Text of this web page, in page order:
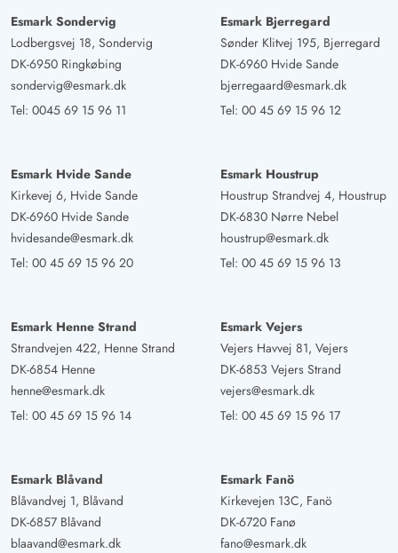
Esmark Sondervig
Lodbergsvej 18, Sondervig
DK-6950 Ringkøbing
sondervig@esmark.dk
Tel: 0045 69 15 96 11
Esmark Bjerregard
Sønder Klitvej 195, Bjerregard
DK-6960 Hvide Sande
bjerregaard@esmark.dk
Tel: 00 45 69 15 96 12
Esmark Hvide Sande
Kirkevej 6, Hvide Sande
DK-6960 Hvide Sande
hvidesande@esmark.dk
Tel: 00 45 69 15 96 20
Esmark Houstrup
Houstrup Strandvej 4, Houstrup
DK-6830 Nørre Nebel
houstrup@esmark.dk
Tel: 00 45 69 15 96 13
Esmark Henne Strand
Strandvejen 422, Henne Strand
DK-6854 Henne
henne@esmark.dk
Tel: 00 45 69 15 96 14
Esmark Vejers
Vejers Havvej 81, Vejers
DK-6853 Vejers Strand
vejers@esmark.dk
Tel: 00 45 69 15 96 17
Esmark Blåvand
Blåvandvej 1, Blåvand
DK-6857 Blåvand
blaavand@esmark.dk
Esmark Fanö
Kirkevejen 13C, Fanö
DK-6720 Fanø
fano@esmark.dk